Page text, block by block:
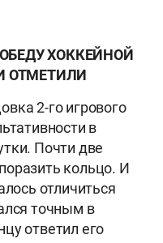
ХОККЕЙНОЙ
ОТМЕТИЛИ
2-го игрового
в
Почти две
кольцо. И
отличиться
точным в
ответил его